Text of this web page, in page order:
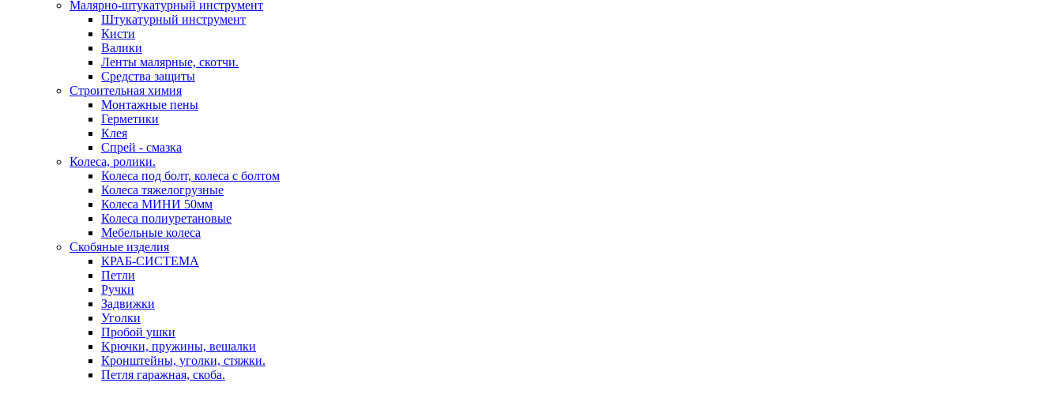
Малярно-штукатурный инструмент
Штукатурный инструмент
Кисти
Валики
Ленты малярные, скотчи.
Средства защиты
Строительная химия
Монтажные пены
Герметики
Клея
Спрей - смазка
Колеса, ролики.
Колеса под болт, колеса с болтом
Колеса тяжелогрузные
Колеса МИНИ 50мм
Колеса полиуретановые
Мебельные колеса
Скобяные изделия
КРАБ-СИСТЕМА
Петли
Ручки
Задвижки
Уголки
Пробой ушки
Kрючки, пружины, вешалки
Кронштейны, уголки, стяжки.
Петля гаражная, скоба.